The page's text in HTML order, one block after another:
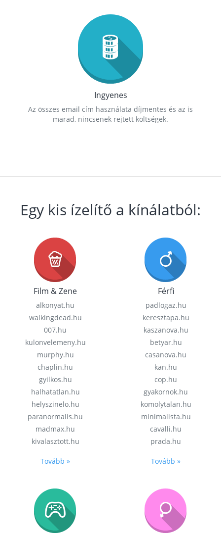
Ingyenes
Az összes email cím használata díjmentes és az is
marad, nincsenek rejtett költségek.
Egy kis ízelítő a kínálatból:
Film & Zene
alkonyat.hu
walkingdead.hu
007.hu
kulonvelemeny.hu
murphy.hu
chaplin.hu
gyilkos.hu
halhatatlan.hu
helyszinelo.hu
paranormalis.hu
madmax.hu
kivalasztott.hu
Tovább »
Férfi
padlogaz.hu
keresztapa.hu
kaszanova.hu
betyar.hu
casanova.hu
kan.hu
cop.hu
gyakornok.hu
komolytalan.hu
minimalista.hu
cavalli.hu
prada.hu
Tovább »